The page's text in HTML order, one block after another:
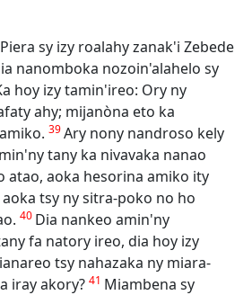
sy izy roalahy zanak'i Zebede
nanomboka nozoin'alahelo sy
hoy izy tamin'ireo: Ory ny
ahy; mijanòna eto ka
39Ary nony nandroso kely
tany ka nivavaka nanao
atao, aoka hesorina amiko ity
tsy ny sitra-poko no ho
40 Dia nankeo amin'ny
fa natory ireo, dia hoy izy
tsy nahazaka ny miara-
iray akory? 41 Miambena sy